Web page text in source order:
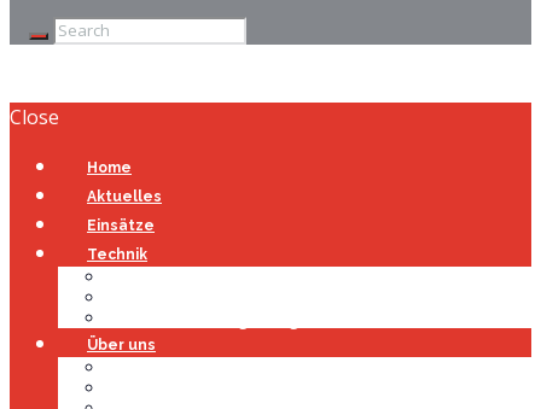
Close
Home
Aktuelles
Einsätze
Technik
Über uns